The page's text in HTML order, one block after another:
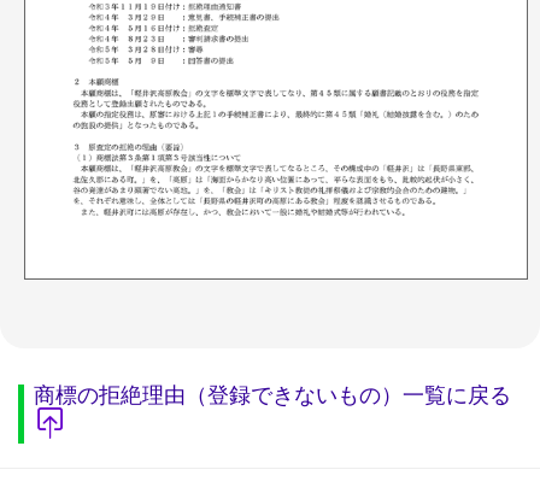
商標の拒絶理由（登録できないもの）一覧に戻る